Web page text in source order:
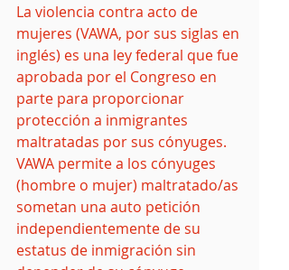
La violencia contra acto de
mujeres (VAWA, por sus siglas en
inglés) es una ley federal que fue
aprobada por el Congreso en
parte para proporcionar
protección a inmigrantes
maltratadas por sus cónyuges.
VAWA permite a los cónyuges
(hombre o mujer) maltratado/as
sometan una auto petición
independientemente de su
estatus de inmigración sin